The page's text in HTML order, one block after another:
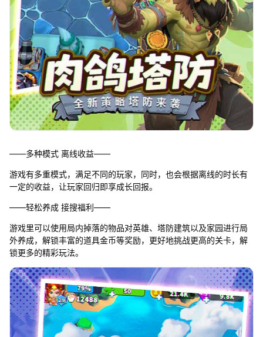
——多种模式 离线收益——
游戏有多重模式，满足不同的玩家，同时，也会根据离线的时长有
一定的收益，让玩家回归即享成长回报。
——轻松养成 接搜福利——
游戏里可以使用局内掉落的物品对英雄、塔防建筑以及家园进行局
外养成，解锁丰富的道具金币等奖励，更好地挑战更高的关卡，解
锁更多的精彩玩法。